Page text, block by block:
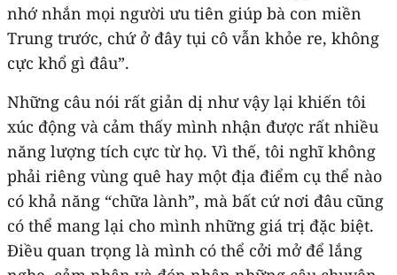
nhớ nhắn mọi người ưu tiên giúp bà con miền
Trung trước, chứ ở đây tụi cô vẫn khỏe re, không
cực khổ gì đâu”.
Những câu nói rất giản dị như vậy lại khiến tôi
xúc động và cảm thấy mình nhận được rất nhiều
năng lượng tích cực từ họ. Vì thế, tôi nghĩ không
phải riêng vùng quê hay một địa điểm cụ thể nào
có khả năng “chữa lành”, mà bất cứ nơi đâu cũng
có thể mang lại cho mình những giá trị đặc biệt.
Điều quan trọng là mình có thể cởi mở để lắng